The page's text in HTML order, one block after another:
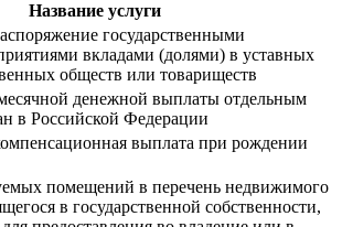
Название услуги
государственными
вкладами (долями) в уставных
обществ или товариществ
денежной выплаты отдельным
в Российской Федерации
выплата при рождении
помещений в перечень недвижимого
в государственной собственности,